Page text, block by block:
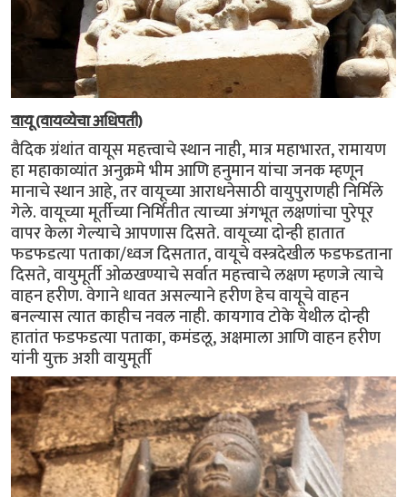
वायू (वायव्येचा अधिपती)
वैदिक ग्रंथांत वायूस महत्त्वाचे स्थान नाही, मात्र महाभारत, रामायण
हा महाकाव्यांत अनुक्रमे भीम आणि हनुमान यांचा जनक म्हणून
मानाचे स्थान आहे, तर वायूच्या आराधनेसाठी वायुपुराणही निर्मिले
गेले. वायूच्या मूर्तीच्या निर्मितीत त्याच्या अंगभूत लक्षणांचा पुरेपूर
वापर केला गेल्याचे आपणास दिसते. वायूच्या दोन्ही हातात
फडफडत्या पताका/ध्वज दिसतात, वायूचे वस्त्रदेखील फडफडताना
दिसते, वायुमूर्ती ओळखण्याचे सर्वात महत्त्वाचे लक्षण म्हणजे त्याचे
वाहन हरीण. वेगाने धावत असल्याने हरीण हेच वायूचे वाहन
बनल्यास त्यात काहीच नवल नाही. कायगाव टोके येथील दोन्ही
हातांत फडफडत्या पताका, कमंडलू, अक्षमाला आणि वाहन हरीण
यांनी युक्त अशी वायुमूर्ती